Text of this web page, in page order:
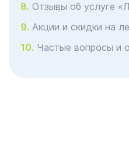
Отзывы об услуге
Акции и скидки на
Частые вопросы и